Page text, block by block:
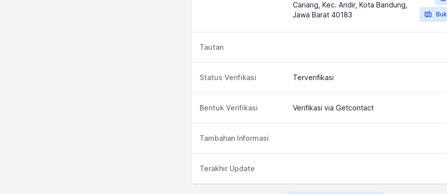
Cariang, Kec. Andir, Kota Bandung,
Jawa Barat 40183
Tautan
Status Verifikasi Terverifikasi
Bentuk Verifikasi Verifikasi via Getcontact
Tambahan Informasi
Terakhir Update